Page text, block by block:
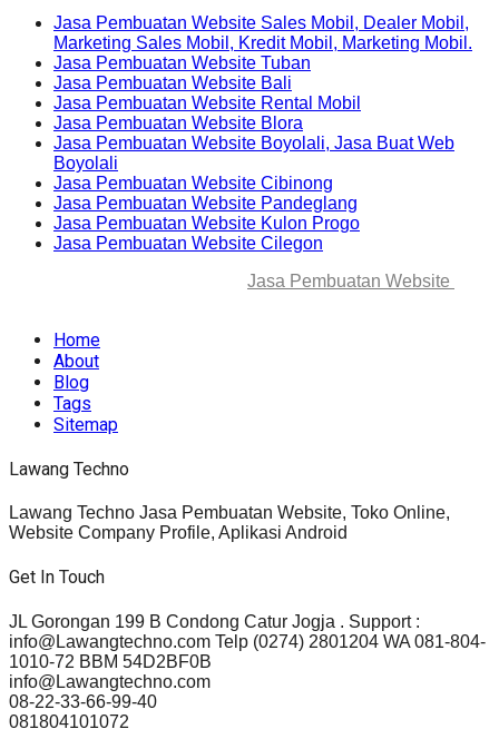
Jasa Pembuatan Website Sales Mobil, Dealer Mobil,
Marketing Sales Mobil, Kredit Mobil, Marketing Mobil.
Jasa Pembuatan Website Tuban
Jasa Pembuatan Website Bali
Jasa Pembuatan Website Rental Mobil
Jasa Pembuatan Website Blora
Jasa Pembuatan Website Boyolali, Jasa Buat Web
Boyolali
Jasa Pembuatan Website Cibinong
Jasa Pembuatan Website Pandeglang
Jasa Pembuatan Website Kulon Progo
Jasa Pembuatan Website Cilegon
Jasa Pembuatan Website
Home
About
Blog
Tags
Sitemap
Lawang Techno
Lawang Techno Jasa Pembuatan Website, Toko Online,
Website Company Profile, Aplikasi Android
Get In Touch
JL Gorongan 199 B Condong Catur Jogja . Support :
info@Lawangtechno.com Telp (0274) 2801204 WA 081-804-
1010-72 BBM 54D2BF0B
info@Lawangtechno.com
08-22-33-66-99-40
081804101072